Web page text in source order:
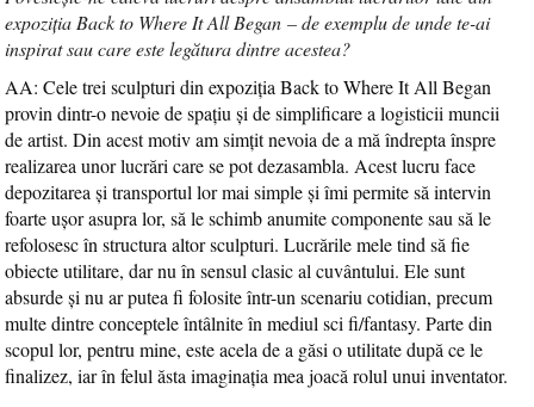
expoziția Back to Where It All Began – de exemplu de unde te-ai
inspirat sau care este legătura dintre acestea?
AA: Cele trei sculpturi din expoziția Back to Where It All Began
provin dintr-o nevoie de spațiu și de simplificare a logisticii muncii
de artist. Din acest motiv am simțit nevoia de a mă îndrepta înspre
realizarea unor lucrări care se pot dezasambla. Acest lucru face
depozitarea și transportul lor mai simple și îmi permite să intervin
foarte ușor asupra lor, să le schimb anumite componente sau să le
refolosesc în structura altor sculpturi. Lucrările mele tind să fie
obiecte utilitare, dar nu în sensul clasic al cuvântului. Ele sunt
absurde și nu ar putea fi folosite într-un scenariu cotidian, precum
multe dintre conceptele întâlnite în mediul sci fi/fantasy. Parte din
scopul lor, pentru mine, este acela de a găsi o utilitate după ce le
finalizez, iar în felulăsta imaginația mea joacă rolul unui inventator.